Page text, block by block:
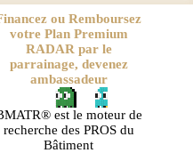
ou Remboursez
votre Plan Premium
RADAR par le
parrainage, devenez
ambassadeur
est le moteur de
recherche des PROS du
Bâtiment